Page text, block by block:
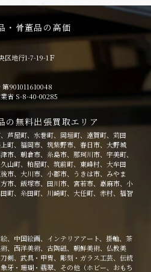
・骨董品の高価
区地行1-7-19-1Ｆ
901011610048
省 S-8-40-00285
の無料出張買取エリア
芦屋町、水巻町、岡垣町、遠賀町、苅田
町、福岡市、筑紫野市、春日市、大野城
市、朝倉市、糸島市、那珂川市、宇美町、
山町、粕屋町、筑前町、東峰村、大牟田
市、大川市、小郡市、うきは市、みやま
市、飯塚市、田川市、宮若市、嘉麻市、小
町、糸田町、川崎町、大任町、赤村、福智
、中国絵画、インテリアアート、掛軸、茶
、西洋美術、古陶磁、朝鮮美術、仏教美
剣、武具・甲冑、彫刻・ガラス工芸、伝統
牙・珊瑚・翡翠、その他（ホビー、おもち